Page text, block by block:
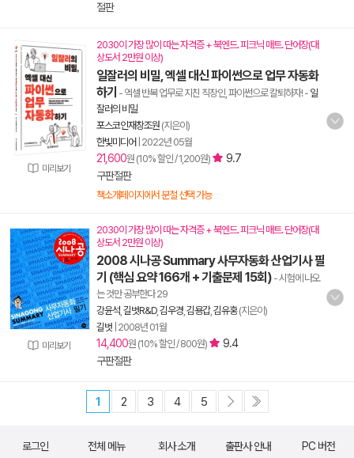
절판
미리보기
2030이 가장 많이 따는 자격증 + 북엔드. 피크닉 매트. 단어장(대
상도서 2만원 이상)
일잘러의 비밀, 엑셀 대신 파이썬으로 업무 자동화
하기 - 엑셀 반복 업무로 지친 직장인, 파이썬으로 칼퇴하자!- 일
잘러의 비밀
포스코인재창조원 (지은이)
한빛미디어 2022년 05월
21,600원 (10% 할인 / 1,200원)
9.7
구판절판
책소개페이지에서 분철 선택 가능
미리보기
2030이 가장 많이 따는 자격증 + 북엔드. 피크닉 매트. 단어장(대
상도서 2만원 이상)
2008 시나공 Summary 사무자동화 산업기사 필
기 (핵심 요약 166개 + 기출문제 15회) - 시험에 나오
는 것만 공부한다 29
강윤석 길벗R&D, 김우경 김용갑, 김유홍(지은이)
길벗 2008년 01월
14,400원 (10% 할인 / 800원)
9.4
구판절판
1 2 3 4 5
로그인 전체 메뉴 회사 소개 출판사 안내 PC 버전